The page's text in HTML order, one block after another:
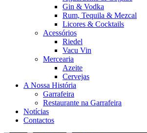
Gin & Vodka
Rum, Tequila & Mezcal
Licores & Cocktails
Acessórios
Riedel
Vacu Vin
Mercearia
Azeite
Cervejas
A Nossa História
Garrafeira
Restaurante na Garrafeira
Notícias
Contactos